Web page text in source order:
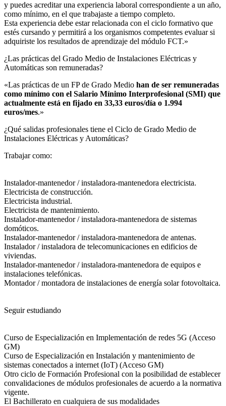
y puedes acreditar una experiencia laboral correspondiente a un año,
como mínimo, en el que trabajaste a tiempo completo.
Esta experiencia debe estar relacionada con el ciclo formativo que
estés cursando y permitirá a los organismos competentes evaluar si
adquiriste los resultados de aprendizaje del módulo FCT.»
¿Las prácticas del Grado Medio de Instalaciones Eléctricas y
Automáticas son remuneradas?​
«Las prácticas de un FP de Grado Medio han de ser remuneradas
como mínimo con el Salario Mínimo Interprofesional (SMI) que
actualmente está en fijado en 33,33 euros/día o 1.994
euros/mes.»
¿Qué salidas profesionales tiene el Ciclo de Grado Medio de
Instalaciones Eléctricas y Automáticas?​
Trabajar como:
Instalador-mantenedor / instaladora-mantenedora electricista.
Electricista de construcción.
Electricista industrial.
Electricista de mantenimiento.
Instalador-mantenedor / instaladora-mantenedora de sistemas
domóticos.
Instalador-mantenedor / instaladora-mantenedora de antenas.
Instalador / instaladora de telecomunicaciones en edificios de
viviendas.
Instalador-mantenedor / instaladora-mantenedora de equipos e
instalaciones telefónicas.
Montador / montadora de instalaciones de energía solar fotovoltaica.
Seguir estudiando
Curso de Especialización en Implementación de redes 5G (Acceso
GM)
Curso de Especialización en Instalación y mantenimiento de
sistemas conectados a internet (IoT) (Acceso GM)
Otro ciclo de Formación Profesional con la posibilidad de establecer
convalidaciones de módulos profesionales de acuerdo a la normativa
vigente.
El Bachillerato en cualquiera de sus modalidades